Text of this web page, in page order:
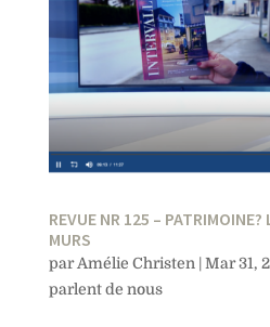
REVUE NR 125 – PATRIMOINE?
MURS
parAmélie Christen |Mar 31,
parlent de nous